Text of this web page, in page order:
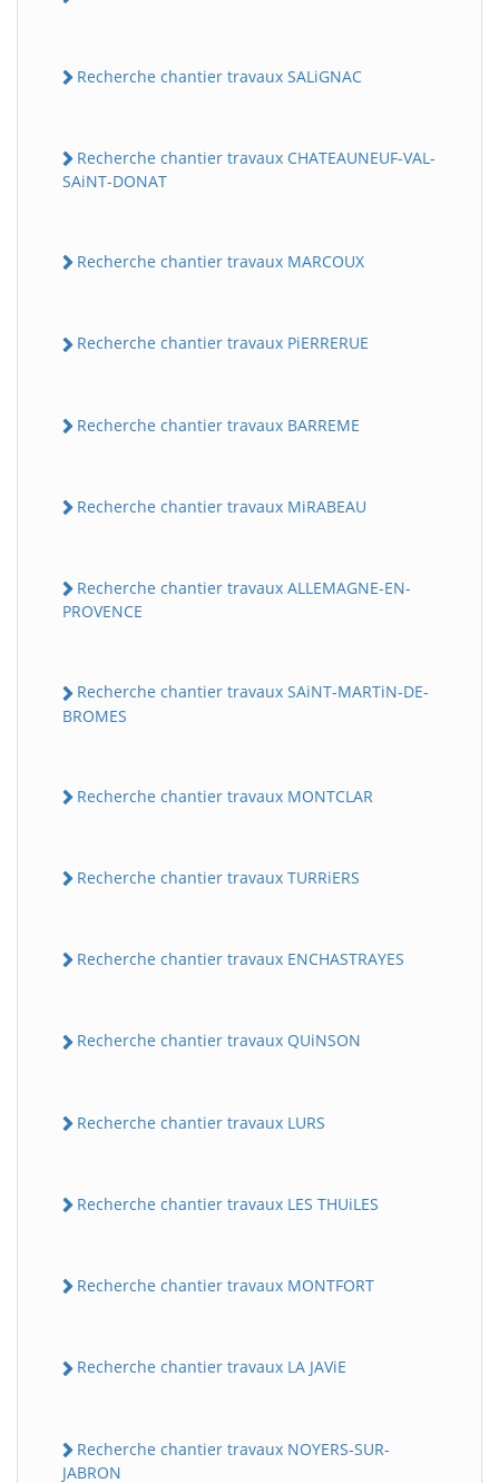
Recherche chantier travaux SALiGNAC
Recherche chantier travaux CHATEAUNEUF-VAL-
SAiNT-DONAT
Recherche chantier travaux MARCOUX
Recherche chantier travaux PiERRERUE
Recherche chantier travaux BARREME
Recherche chantier travaux MiRABEAU
Recherche chantier travaux ALLEMAGNE-EN-
PROVENCE
Recherche chantier travaux SAiNT-MARTiN-DE-
BROMES
Recherche chantier travaux MONTCLAR
Recherche chantier travaux TURRiERS
Recherche chantier travaux ENCHASTRAYES
Recherche chantier travaux QUiNSON
Recherche chantier travaux LURS
Recherche chantier travaux LES THUiLES
Recherche chantier travaux MONTFORT
Recherche chantier travaux LA JAViE
Recherche chantier travaux NOYERS-SUR-
JABRON